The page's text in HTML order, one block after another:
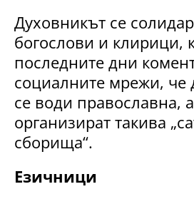
Духовникът се
богослови и клирици,
последните дни
социалните мрежи, че
се води православна,
организират такива
сборища“.
Езичници